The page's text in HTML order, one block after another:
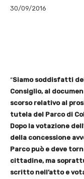
30/09/2016
“Siamo soddisfatti
Consiglio, al
scorso relativo al
tutela del Parco di
Dopo la votazione
della concessione
Parco può e deve
cittadine, ma
scritto nell’atto e